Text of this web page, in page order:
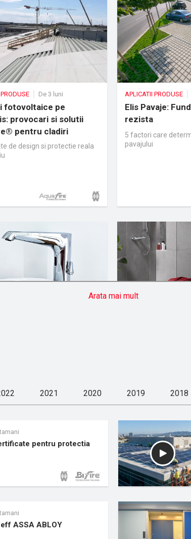
De 3 luni
fotovoltaice pe
provocari si solutii
pentru cladiri
de design si protectie reala
APLICATII PRODUSE
Elis Pavaje:
rezista
5 factori care
pavajului
Arata mai mult
2021 2020 2019 2018
pentru protectia
ASSA ABLOY